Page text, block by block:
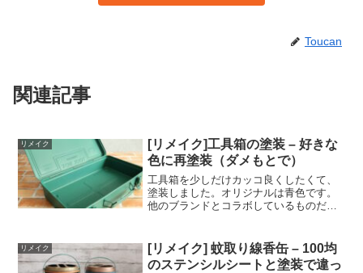
Toucan
関連記事
リメイク
[リメイク]工具箱の塗装 – 好きな
色に再塗装（ダメもとで）
工具箱を少しだけカッコ良くしたくて、
塗装しました。オリジナルは青色です。
他のブランドとコラボしているものだと
もとで塗装してみました。下の写真はオ
リジナルのものです。材料...
リメイク
[リメイク] 蚊取り線香缶 – 100均
のステンシルシートと塗装で違っ